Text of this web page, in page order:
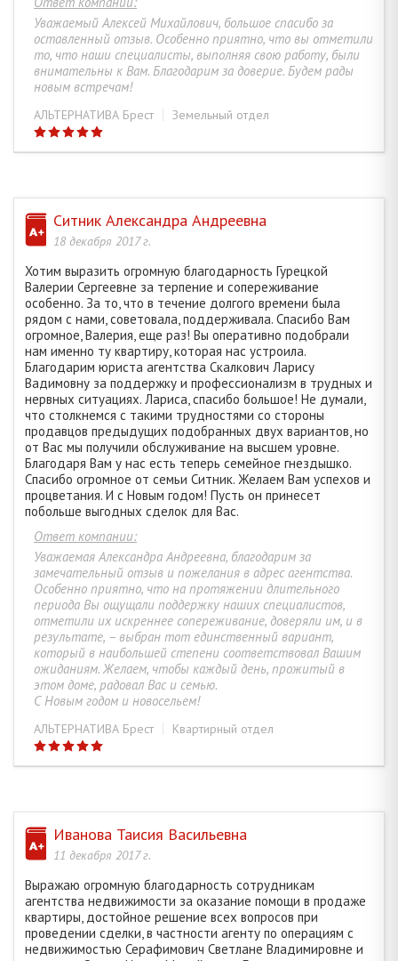
РОМЕНКО ОЛЬГА АЛЕКСАНДРОВНА
ЦАРУК СЕРГЕЙ ВАСИЛЬЕВИЧ
УСЮКЕВИЧ ДЕНИС ВЛАДИМИРОВИЧ
ПРИВАЛОВА ДИАНА СТАНИСЛАВОВНА
ПАШКЕВИЧ АЛЕКСАНДР НИКОЛАЕВИЧ
ЯРМОЦИК АНДРЕЙ ПЕТРОВИЧ
КЛИМУК ИРИНА АЛЕКСАНДРОВНА
Уважаемый Алексей Михайлович, большое спасибо за
оставленный отзыв. Особенно приятно, что вы отметили
то, что наши специалисты, выполняя свою работу, были
внимательны к Вам. Благодарим за доверие. Будем рады
новым встречам!
АЛЬТЕРНАТИВА Брест Земельный отдел
Ситник Александра Андреевна
18 декабря 2017 г.
Хотим выразить огромную благодарность Гурецкой
Валерии Сергеевне за терпение и сопереживание
особенно. За то, что в течение долгого времени была
рядом с нами, советовала, поддерживала. Спасибо Вам
огромное, Валерия, еще раз! Вы оперативно подобрали
нам именно ту квартиру, которая нас устроила.
Благодарим юриста агентства Скалкович Ларису
Вадимовну за поддержку и профессионализм в трудных и
нервных ситуациях. Лариса, спасибо большое! Не думали,
что столкнемся с такими трудностями со стороны
продавцов предыдущих подобранных двух вариантов, но
от Вас мы получили обслуживание на высшем уровне.
Благодаря Вам у нас есть теперь семейное гнездышко.
Спасибо огромное от семьи Ситник. Желаем Вам успехов и
процветания. И с Новым годом! Пусть он принесет
побольше выгодных сделок для Вас.
Ответ компании:
Уважаемая Александра Андреевна, благодарим за
замечательный отзыв и пожелания в адрес агентства.
Особенно приятно, что на протяжении длительного
периода Вы ощущали поддержку наших специалистов,
отметили их искреннее сопереживание, доверяли им, и в
результате, – выбран тот единственный вариант,
который в наибольшей степени соответствовал Вашим
ожиданиям. Желаем, чтобы каждый день, прожитый в
этом доме, радовал Вас и семью.
С Новым годом и новосельем!
АЛЬТЕРНАТИВА Брест Квартирный отдел
Иванова Таисия Васильевна
11 декабря 2017 г.
Выражаю огромную благодарность сотрудникам
агентства недвижимости за оказание помощи в продаже
квартиры, достойное решение всех вопросов при
проведении сделки, в частности агенту по операциям с
недвижимостью Серафимович Светлане Владимировне и